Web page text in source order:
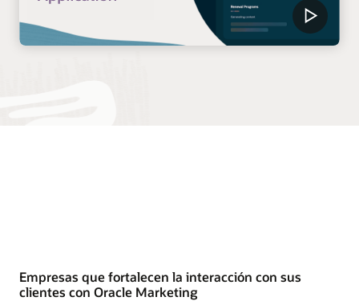
Empresas que fortalecen la interacción con sus
clientes con Oracle Marketing